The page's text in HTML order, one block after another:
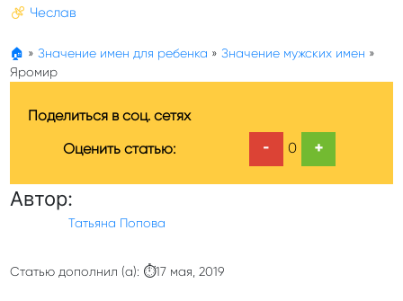
Чеслав
🏠 » Значение имен для ребенка » Значение мужских имен »
Яромир
Поделиться в соц. сетях
Оценить статью:
- 0 +
Автор:
Татьяна Попова
Статью дополнил (а): ⏱17 мая, 2019